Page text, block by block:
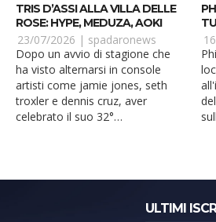
TRIS D’ASSI ALLA VILLA DELLE
ROSE: HYPE, MEDUZA, AOKI
23/07/2026 | spadaronews
Dopo un avvio di stagione che
ha visto alternarsi in console
artisti come jamie jones, seth
troxler e dennis cruz, aver
celebrato il suo 32°
ULTIMI